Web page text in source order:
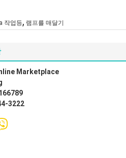
작업등, 램프를 매달기
Marketplace
3222